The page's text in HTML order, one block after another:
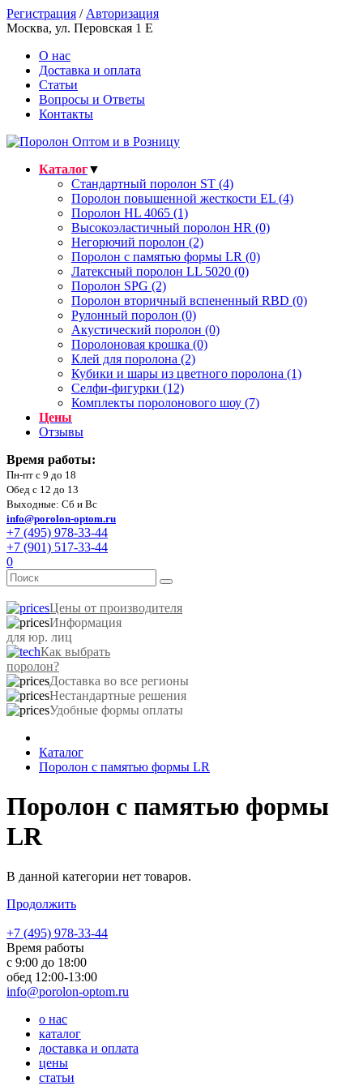
Регистрация / Авторизация
Москва, ул. Перовская 1 E
О нас
Доставка и оплата
Статьи
Вопросы и Ответы
Контакты
Каталог▼
Стандартный поролон ST (4)
Поролон повышенной жесткости EL (4)
Поролон HL 4065 (1)
Высокоэластичный поролон HR (0)
Негорючий поролон (2)
Поролон с памятью формы LR (0)
Латексный поролон LL 5020 (0)
Поролон SPG (2)
Поролон вторичный вспененный RBD (0)
Рулонный поролон (0)
Акустический поролон (0)
Поролоновая крошка (0)
Клей для поролона (2)
Кубики и шары из цветного поролона (1)
Селфи-фигурки (12)
Комплекты поролонового шоу (7)
Цены
Отзывы
Время работы:
Пн-пт с 9 до 18
Обед с 12 до 13
Выходные: Сб и Вс
info@porolon-optom.ru
+7 (495) 978-33-44
+7 (901) 517-33-44
0
Цены от производителя
Информация
для юр. лиц
Как выбрать
поролон?
Доставка во все регионы
Нестандартные решения
Удобные формы оплаты
Каталог
Поролон с памятью формы LR
Поролон с памятью формы
LR
В данной категории нет товаров.
Продолжить
+7 (495) 978-33-44
Время работы
с 9:00 до 18:00
обед 12:00-13:00
info@porolon-optom.ru
о нас
каталог
доставка и оплата
цены
статьи